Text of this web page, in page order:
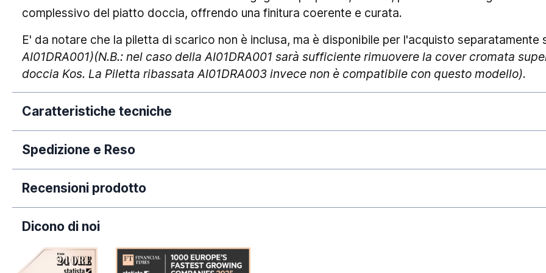
complessivo del piatto doccia, offrendo una finitura coerente e curata.
E' da notare che la piletta di scarico non è inclusa, ma è disponibile per l'acquisto separatamente
AI01DRA001)(N.B.: nel caso della AI01DRA001 sarà sufficiente rimuovere la cover cromata
doccia Kos. La Piletta ribassata AI01DRA003 invece non è compatibile con questo modello).
Caratteristiche tecniche
Antiscivolo:
Conformità CE:
Dimensione:
Spedizione e Reso
dall'avvenuto pagamento. Si rende necessario chiarire che i
puramente orientativi, poiché legati a fatti circostanziali. Eventi quali, ad esempio, l'elevato
periodi dell'anno (come Natale, Black Friday e/o festività in genere) piuttosto che tumulti
predette tempistiche.
Recensioni prodotto
Dicono di noi